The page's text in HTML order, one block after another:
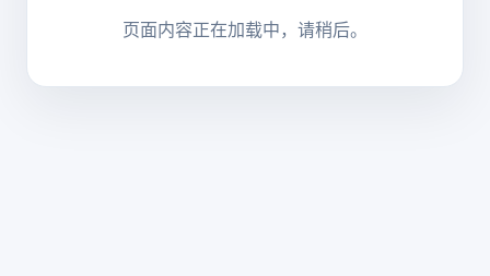
页面内容正在加载中，请稍后。